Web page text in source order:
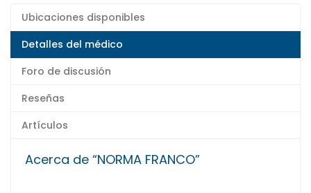
Ubicaciones disponibles
Detalles del médico
Foro de discusión
Reseñas
Artículos
Acerca de “NORMA FRANCO”